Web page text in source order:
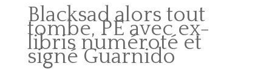
Blacksad alors tout
tombe, PE avec ex-
libris numéroté et
signé Guarnido